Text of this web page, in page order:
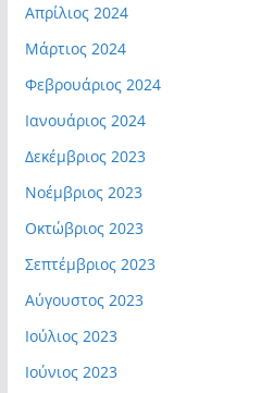
Απρίλιος 2024
Μάρτιος 2024
Φεβρουάριος 2024
Ιανουάριος 2024
Δεκέμβριος 2023
Νοέμβριος 2023
Οκτώβριος 2023
Σεπτέμβριος 2023
Αύγουστος 2023
Ιούλιος 2023
Ιούνιος 2023